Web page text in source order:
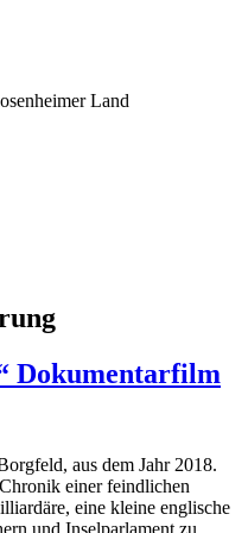
Land
Dokumentarfilm
aus dem Jahr 2018.
einer feindlichen
eine kleine englische
und Inselparlament zu